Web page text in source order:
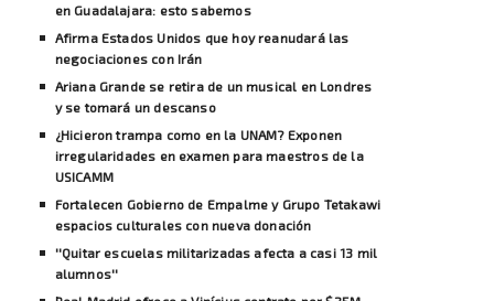
en Guadalajara: esto sabemos
Afirma Estados Unidos que hoy reanudará las
negociaciones con Irán
Ariana Grande se retira de un musical en Londres
y se tomará un descanso
¿Hicieron trampa como en la UNAM? Exponen
irregularidades en examen para maestros de la
USICAMM
Fortalecen Gobierno de Empalme y Grupo Tetakawi
espacios culturales con nueva donación
''Quitar escuelas militarizadas afecta a casi 13 mil
alumnos''